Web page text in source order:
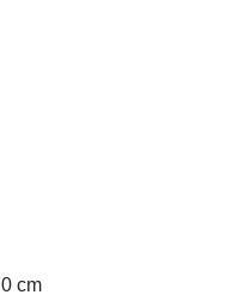
cm